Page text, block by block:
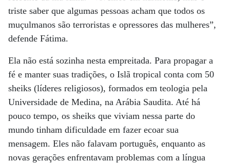
triste saber que algumas pessoas acham que todos os
muçulmanos são terroristas e opressores das mulheres”,
defende Fátima.
Ela não está sozinha nesta empreitada. Para propagar a
fé e manter suas tradições, o Islã tropical conta com 50
sheiks (líderes religiosos), formados em teologia pela
Universidade de Medina, na Arábia Saudita. Até há
pouco tempo, os sheiks que viviam nessa parte do
mundo tinham dificuldade em fazer ecoar sua
mensagem. Eles não falavam português, enquanto as
novas gerações enfrentavam problemas com a língua